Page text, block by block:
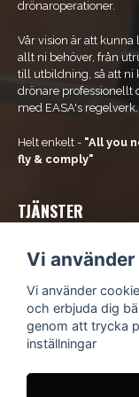
drönaroperationer.
Vår vision är att kunna
allt ni behöver, från
till utbildning, så att ni
drönare professionellt
med EASA's regelverk.
Helt enkelt - "All you
fly & comply"
TJÄNSTER
Bli ramavtals-kund
Hyr drönare
Vi
Vi använder
och erbjuda dig
genom att trycka
inställningar